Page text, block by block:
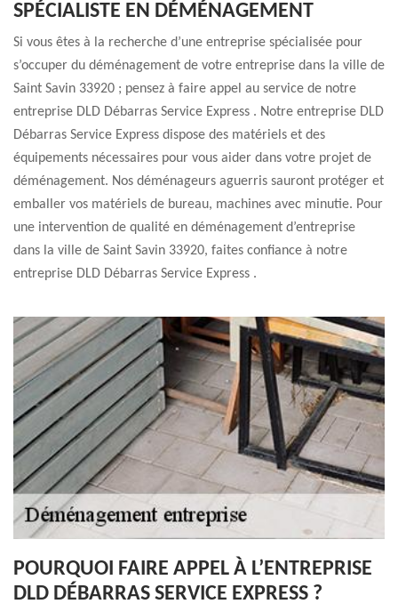
SPÉCIALISTE EN DÉMÉNAGEMENT
Si vous êtes à la recherche d’une entreprise spécialisée pour
s’occuper du déménagement de votre entreprise dans la ville de
Saint Savin 33920 ; pensez à faire appel au service de notre
entreprise DLD Débarras Service Express . Notre entreprise DLD
Débarras Service Express dispose des matériels et des
équipements nécessaires pour vous aider dans votre projet de
déménagement. Nos déménageurs aguerris sauront protéger et
emballer vos matériels de bureau, machines avec minutie. Pour
une intervention de qualité en déménagement d’entreprise
dans la ville de Saint Savin 33920, faites confiance à notre
entreprise DLD Débarras Service Express .
POURQUOI FAIRE APPEL À L’ENTREPRISE
DLD DÉBARRAS SERVICE EXPRESS ?